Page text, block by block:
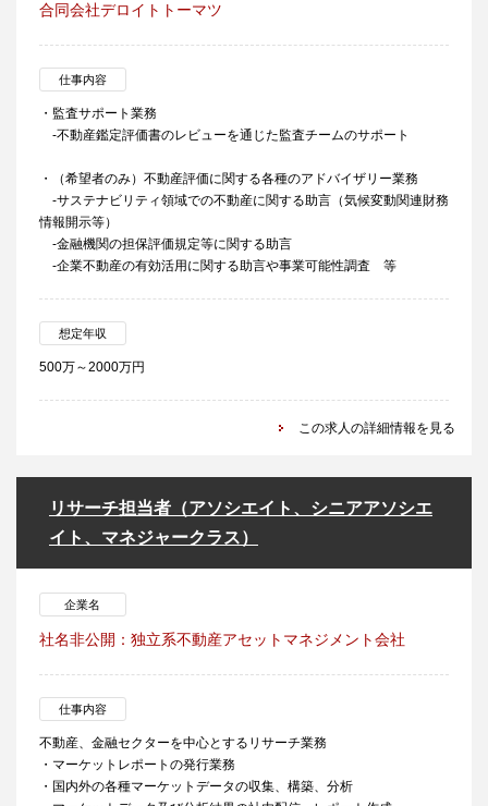
合同会社デロイトトーマツ
仕事内容
・監査サポート業務
-不動産鑑定評価書のレビューを通じた監査チームのサポート
・（希望者のみ）不動産評価に関する各種のアドバイザリー業務
-サステナビリティ領域での不動産に関する助言（気候変動関連財務
情報開示等）
-金融機関の担保評価規定等に関する助言
-企業不動産の有効活用に関する助言や事業可能性調査 等
想定年収
500万～2000万円
この求人の詳細情報を見る
リサーチ担当者（アソシエイト、シニアアソシエ
イト、マネジャークラス）
企業名
社名非公開：独立系不動産アセットマネジメント会社
仕事内容
不動産、金融セクターを中心とするリサーチ業務
・マーケットレポートの発行業務
・国内外の各種マーケットデータの収集、構築、分析